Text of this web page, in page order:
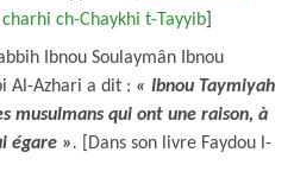
ch-Chaykhi t-Tayyib
Ibnou Soulaymân Ibnou
Al-Azhari a dit : « Ibnou Taymiyah
musulmans qui ont une raison, à
égare ».
[Dans son livre Faydou l-